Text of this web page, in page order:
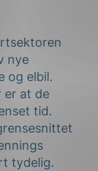
nye
og elbil.
er at de
tid.
tydelig.